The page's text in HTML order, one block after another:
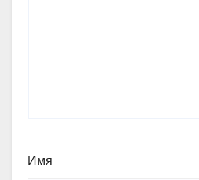
Имя